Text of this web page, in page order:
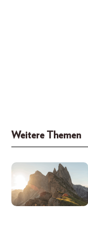
Weitere Themen